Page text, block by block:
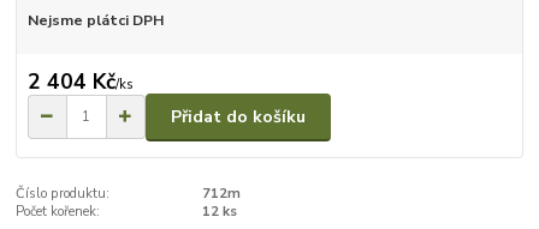
Nejsme plátci DPH
2 404 Kč/ks
Přidat do košíku
Číslo produktu:
712m
Počet kořenek:
12 ks